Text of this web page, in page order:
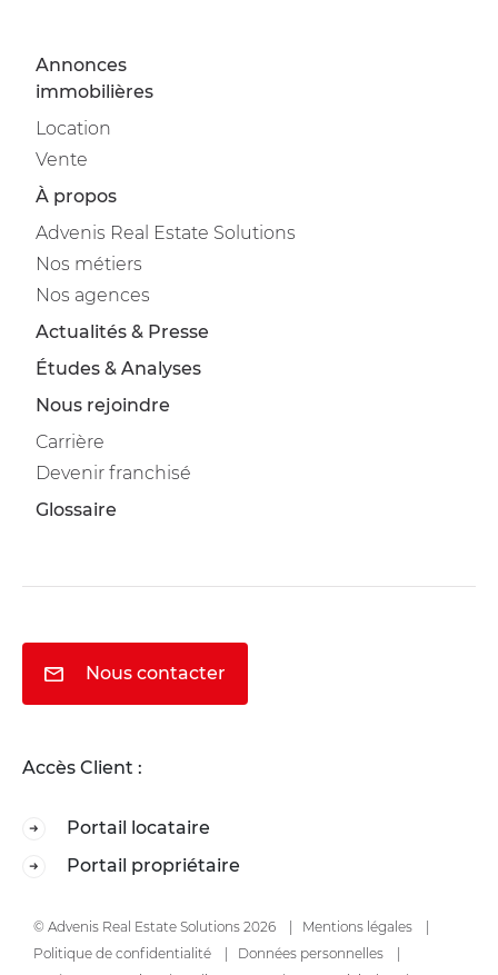
Annonces
immobilières
Location
Vente
À propos
Advenis Real Estate Solutions
Nos métiers
Nos agences
Actualités & Presse
Études & Analyses
Nous rejoindre
Carrière
Devenir franchisé
Glossaire
Nous contacter
Accès Client :
Portail locataire
Portail propriétaire
© Advenis Real Estate Solutions 2026
Mentions légales
Politique de confidentialité
Données personnelles